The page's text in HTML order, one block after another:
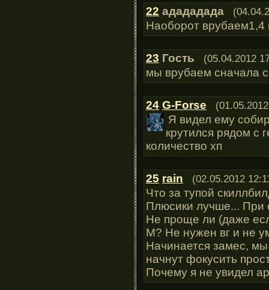
22 адададада
Наоборот врубаем1,4
23 Гость (05.04.2012
мы врубаем сначала
24 G-Forse
Я видел ему
крутился рядом с
количество хп
25 rain (02.05.2012
Что за тупой
Плюсики лучше... При
Не проще ли (даже
М? Не нужен вг и не
Начинается замес,
начнут фокусить
Почему я не увидел